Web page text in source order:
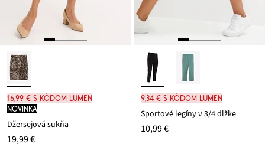
16,99 € s kódom LUMEN
novinka
Džersejová sukňa
19,99 €
9,34 € s kódom LUMEN
Športové legíny v 3/4 dĺžke
10,99 €